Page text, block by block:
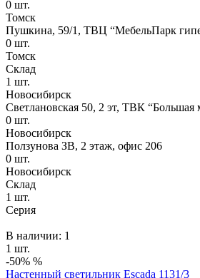
0 шт.
Томск
Пушкина, 59/1, ТВЦ “МебельПарк
0 шт.
Томск
Склад
1 шт.
Новосибирск
Светлановская 50, 2 эт, ТВК “Большая
0 шт.
Новосибирск
Ползунова ЗВ, 2 этаж, офис 206
0 шт.
Новосибирск
Склад
1 шт.
Серия
В наличии: 1
1 шт.
-50% %
Настенный светильник Escada 1131/3